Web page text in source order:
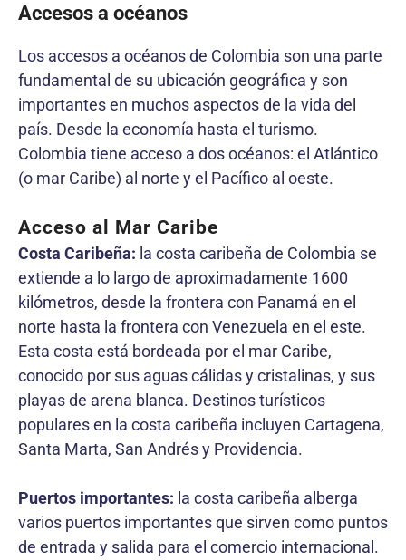
Accesos a océanos
Los accesos a océanos de Colombia son una parte
fundamental de su ubicación geográfica y son
importantes en muchos aspectos de la vida del
país. Desde la economía hasta el turismo.
Colombia tiene acceso a dos océanos: el Atlántico
(o mar Caribe) al norte y el Pacífico al oeste.
Acceso al Mar Caribe
Costa Caribeña: la costa caribeña de Colombia se
extiende a lo largo de aproximadamente 1600
kilómetros, desde la frontera con Panamá en el
norte hasta la frontera con Venezuela en el este.
Esta costa está bordeada por el mar Caribe,
conocido por sus aguas cálidas y cristalinas, y sus
playas de arena blanca. Destinos turísticos
populares en la costa caribeña incluyen Cartagena,
Santa Marta, San Andrés y Providencia.
Puertos importantes: la costa caribeña alberga
varios puertos importantes que sirven como puntos
de entrada y salida para el comercio internacional.